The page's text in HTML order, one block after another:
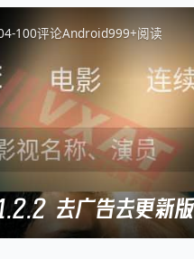
100评论Android999+阅读
去广告去更新版